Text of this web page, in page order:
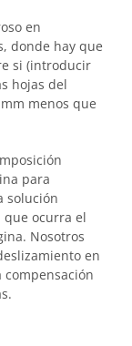
en
donde hay que
si (introducir
hojas del
menos que
para
solución
ocurra el
Nosotros
en
compensación